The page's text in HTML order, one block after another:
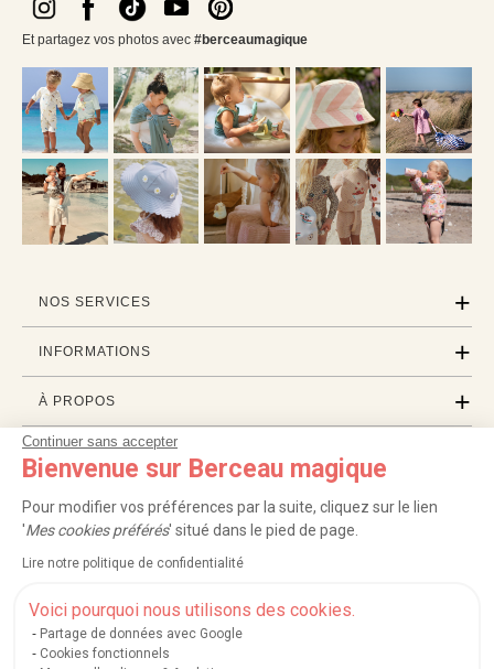
Continuer sans accepter
Bienvenue sur Berceau magique
Pour modifier vos préférences par la suite, cliquez sur le lien
'Mes cookies préférés' situé dans le pied de page.
Lire notre politique de confidentialité
Voici pourquoi nous utilisons des cookies.
Partage de données avec Google
Cookies fonctionnels
Et partagez vos photos avec #berceaumagique
NOS SERVICES
INFORMATIONS
À PROPOS
PROFESSIONNELS
LISTES CADEAUX
Service après-vente| FAQ |Rappels de produits|Protection des données
Mentions légales et crédits Conditions générales de ventes